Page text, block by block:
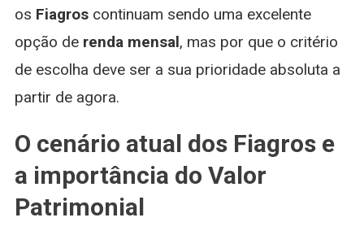
os Fiagroscontinuam sendo uma excelente
opção de renda mensal, mas por que o critério
de escolha deve ser a sua prioridade absoluta a
partir de agora.
O cenário atual dos Fiagros e
a importância do Valor
Patrimonial